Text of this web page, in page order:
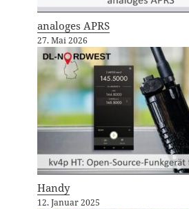
analoges APRS
27. Mai 2026
Handy
12. Januar 2025